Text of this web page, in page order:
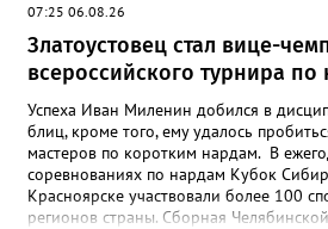
07:25 06.08.26
Златоустовец стал вице-
всероссийского турнира по
Успеха Иван Миленин добился в
блиц, кроме того, ему удалось
мастеров по коротким нардам. В
соревнованиях по нардам Кубок
Красноярске участвовали более 100
регионов страны. Сборная